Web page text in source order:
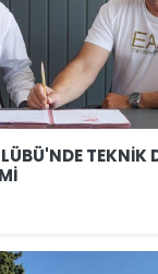
TEKNİK